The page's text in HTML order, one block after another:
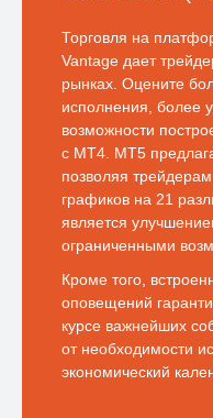
Торговля на
Vantage дает
рынках. Оцените
исполнения, более
возможности
с MT4. MT5
позволяя
графиков на 21
является
ограниченными
Кроме того,
оповещений
курсе важнейших
от необходимости
экономический